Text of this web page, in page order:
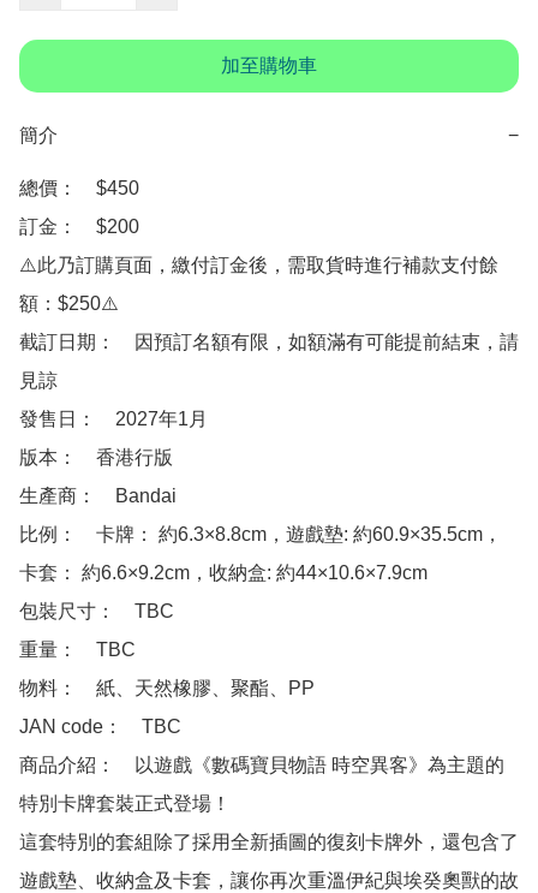
加至購物車
簡介 −
總價：　$450
訂金：　$200
⚠️此乃訂購頁面，繳付訂金後，需取貨時進行補款支付餘
額：$250⚠️
截訂日期：　因預訂名額有限，如額滿有可能提前結束，請
見諒
發售日：　2027年1月
版本：　香港行版
生產商：　Bandai
比例：　卡牌： 約6.3×8.8cm，遊戲墊: 約60.9×35.5cm，
卡套： 約6.6×9.2cm，收納盒: 約44×10.6×7.9cm
包裝尺寸：　TBC
重量：　TBC
物料：　紙、天然橡膠、聚酯、PP
JAN code：　TBC
商品介紹：　以遊戲《數碼寶貝物語 時空異客》為主題的
特別卡牌套裝正式登場！
這套特別的套組除了採用全新插圖的復刻卡牌外，還包含了
遊戲墊、收納盒及卡套，讓你再次重溫伊紀與埃癸奧獸的故